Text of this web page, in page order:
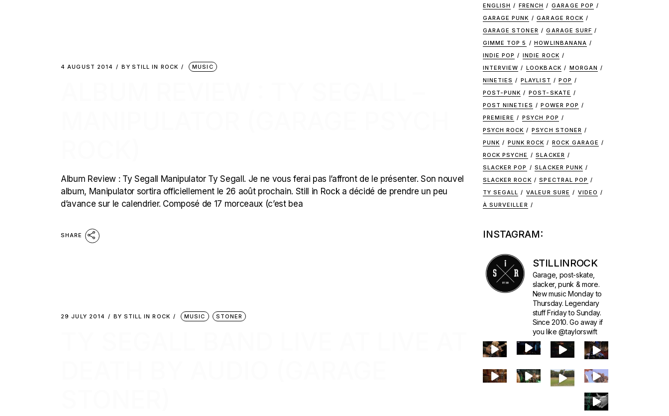
4 AUGUST 2014 BY STILL IN ROCK MUSIC
Album Review : Ty Segall Manipulator Ty Segall. Je ne vous ferai pas l’affront de le présenter. Son nouvel
album, Manipulator sortira officiellement le 26 août prochain. Still in Rock a décidé de prendre un peu
d’avance sur le calendrier. Composé de 17 morceaux (c’est bea
SHARE
29 JULY 2014 BY STILL IN ROCK MUSIC STONER
ENGLISH
FRENCH
GARAGE POP
GARAGE PUNK
GARAGE ROCK
GARAGE STONER
GARAGE SURF
GIMME TOP 5
HOWLINBANANA
INDIE POP
INDIE ROCK
INTERVIEW
LOOKBACK
MORGAN
NINETIES
PLAYLIST
POP
POST-PUNK
POST-SKATE
POST NINETIES
POWER POP
PREMIERE
PSYCH POP
PSYCH ROCK
PSYCH STONER
PUNK
PUNK ROCK
ROCK GARAGE
ROCK PSYCHE
SLACKER
SLACKER POP
SLACKER PUNK
SLACKER ROCK
SPECTRAL POP
TY SEGALL
VALEUR SURE
VIDEO
À SURVEILLER
INSTAGRAM:
STILLINROCK
Garage, post-skate,
slacker, punk & more.
New music Monday to
Thursday. Legendary
stuff Friday to Sunday.
Since 2010. Go away if
you like @taylorswift